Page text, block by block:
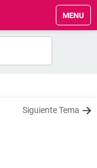
MENU
Siguiente Tema